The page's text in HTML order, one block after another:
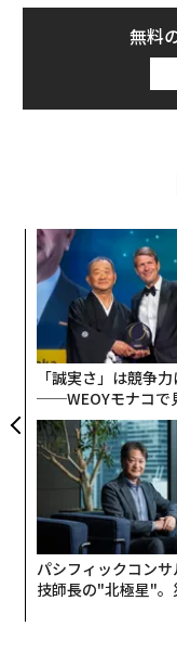
無料
「誠実さ」は競争
──WEOYモナコで
ら寿司の経営哲学
パシフィックコンサ
技師長の"北極星"。